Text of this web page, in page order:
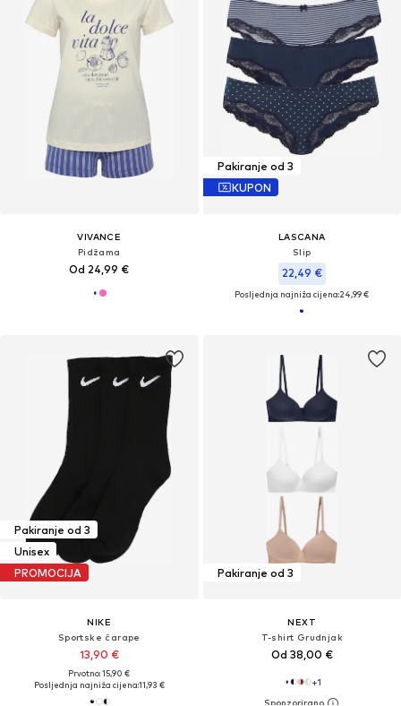
VIVANCE
Pidžama
Od 24,99 €
Pakiranje od 3
KUPON
LASCANA
Slip
22,49 €
Posljednja najniža cijena:24,99 €
Pakiranje od 3
Unisex
PROMOCIJA
NIKE
Sportske čarape
13,90 €
Prvotno: 15,90 €
Posljednja najniža cijena:11,93 €
Pakiranje od 3
NEXT
T-shirt Grudnjak
Od 38,00 €
+1